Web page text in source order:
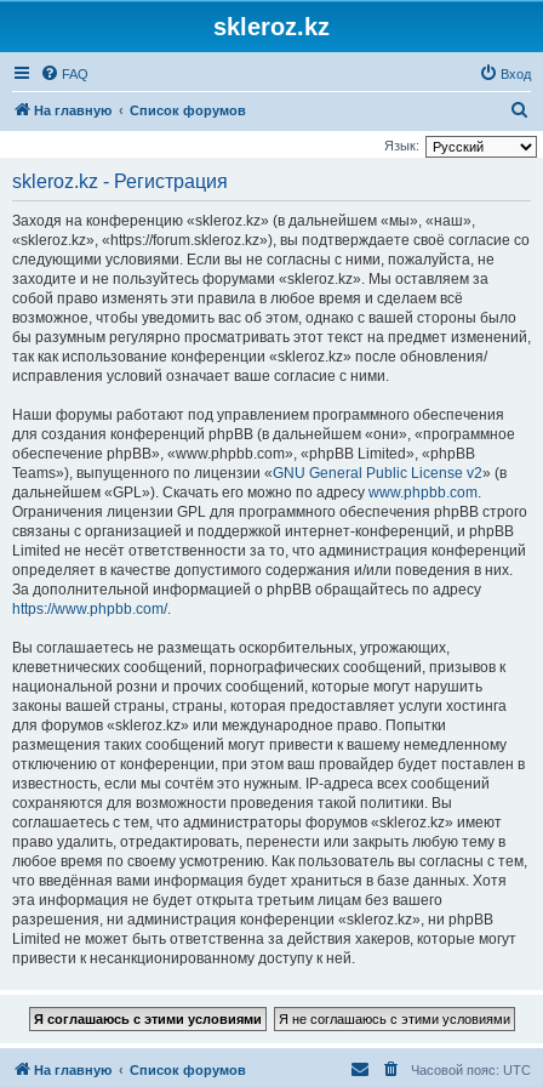
skleroz.kz
FAQ Вход
На главную Список форумов
о
Язык:
skleroz.kz - Регистрация
Заходя на конференцию «skleroz.kz» (в дальнейшем «мы», «наш»,
«skleroz.kz», «https://forum.skleroz.kz»), вы подтверждаете своё согласие со
следующими условиями. Если вы не согласны с ними, пожалуйста, не
заходите и не пользуйтесь форумами «skleroz.kz». Мы оставляем за
собой право изменять эти правила в любое время и сделаем всё
возможное, чтобы уведомить вас об этом, однако с вашей стороны было
бы разумным регулярно просматривать этот текст на предмет изменений,
так как использование конференции «skleroz.kz» после обновления/
исправления условий означает ваше согласие с ними.
Наши форумы работают под управлением программного обеспечения
для создания конференций phpBB (в дальнейшем «они», «программное
обеспечение phpBB», «www.phpbb.com», «phpBB Limited», «phpBB
Teams»), выпущенного по лицензии «GNU General Public License v2» (в
дальнейшем «GPL»). Скачать его можно по адресу www.phpbb.com.
Ограничения лицензии GPL для программного обеспечения phpBB строго
связаны с организацией и поддержкой интернет-конференций, и phpBB
Limited не несёт ответственности за то, что администрация конференций
определяет в качестве допустимого содержания и/или поведения в них.
За дополнительной информацией о phpBB обращайтесь по адресу
https://www.phpbb.com/.
Вы соглашаетесь не размещать оскорбительных, угрожающих,
клеветнических сообщений, порнографических сообщений, призывов к
национальной розни и прочих сообщений, которые могут нарушить
законы вашей страны, страны, которая предоставляет услуги хостинга
для форумов «skleroz.kz» или международное право. Попытки
размещения таких сообщений могут привести к вашему немедленному
отключению от конференции, при этом ваш провайдер будет поставлен в
известность, если мы сочтём это нужным. IP-адреса всех сообщений
сохраняются для возможности проведения такой политики. Вы
соглашаетесь с тем, что администраторы форумов «skleroz.kz» имеют
право удалить, отредактировать, перенести или закрыть любую тему в
любое время по своему усмотрению. Как пользователь вы согласны с тем,
что введённая вами информация будет храниться в базе данных. Хотя
эта информация не будет открыта третьим лицам без вашего
разрешения, ни администрация конференции «skleroz.kz», ни phpBB
Limited не может быть ответственна за действия хакеров, которые могут
привести к несанкционированному доступу к ней.
На главную Список форумов Часовой пояс: UTC